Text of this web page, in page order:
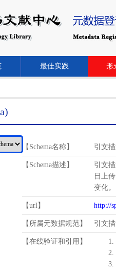
最佳实践 形
【Schema名称】 引文
【Schema描述】
引文
日上
变化。
【url】 http://
【所属元数据规范】 引文
【在线验证和引用】
1.
2.
3.